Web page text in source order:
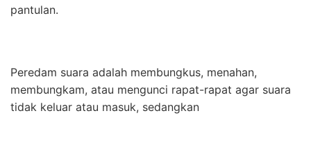
pantulan.
Peredam suara adalah membungkus, menahan,
membungkam, atau mengunci rapat-rapat agar suara
tidak keluar atau masuk, sedangkan